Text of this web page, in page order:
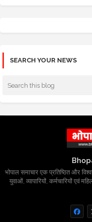
SEARCH YOUR NEWS
भोपाल समाचार एक प्रतिष्ठित और
युवाओं, व्यापारियों, कर्मचारियों एवं